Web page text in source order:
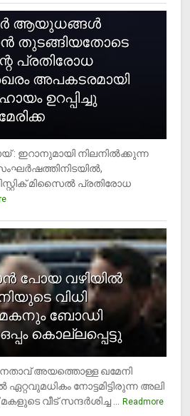
ആയുധങ്ങള്‍
തുടങ്ങിയതോടെ
പ്രതിരോധ
അപകടരമായി
ഉറപ്പിച്ചു
ഇറാനുമായി നിലനില്‍ക്കുന്ന
മിസൈല്‍ പ്രതിരോധ
പോയ വഴിയില്‍
വിധി
മകനും ബോഡി
കൊല്ലപ്പെട്ടു
അയത്തൊള്ള ഖമേനി
നോട്ടമിട്ടിരുന്ന അലി
വീട് സന്ദര്‍ശിച്ച ...
Readmore